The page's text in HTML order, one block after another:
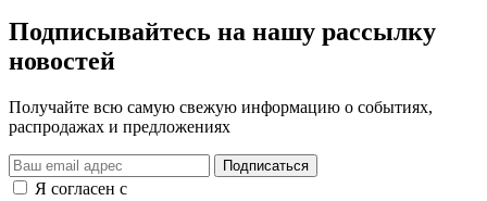
Подписывайтесь на нашу рассылку
новостей
Получайте всю самую свежую информацию о событиях,
распродажах и предложениях
Подписаться
Я согласен с